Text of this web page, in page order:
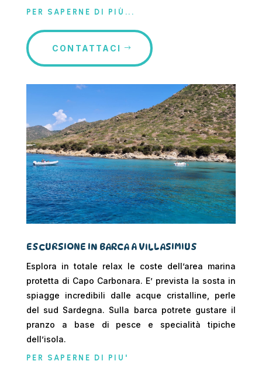
PER SAPERNE DI PIÙ...
CONTATTACI
ESCURSIONE IN BARCA A VILLASIMIUS
Esplora in totale relax le coste dell’area marina
protetta di Capo Carbonara. E’ prevista la sosta in
spiagge incredibili dalle acque cristalline, perle
del sud Sardegna. Sulla barca potrete gustare il
pranzo a base di pesce e specialità tipiche
dell’isola.
PER SAPERNE DI PIU'